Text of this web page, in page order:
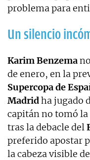
problema para
Un silencio
Karim Benzema
de enero, en la
Supercopa de
Madridha jugado
capitán no tomó
tras la debacle del
preferido apostar
la cabeza visible